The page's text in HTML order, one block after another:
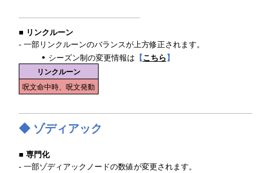
■ リンクルーン
- 一部リンクルーンのバランスが上方修正されます。
シーズン制の変更情報は 【こちら】
リンクルーン
呪文命中時、呪文発動
◆ ゾディアック
■ 専門化
- 一部ゾディアックノードの数値が変更されます。